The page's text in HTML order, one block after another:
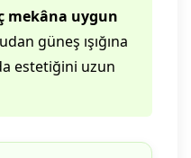
mekâna uygun
güneş ışığına
estetiğini uzun